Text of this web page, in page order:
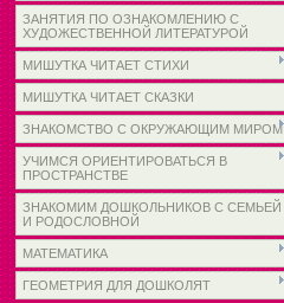
ЗАНЯТИЯ ПО ОЗНАКОМЛЕНИЮ С
ХУДОЖЕСТВЕННОЙ ЛИТЕРАТУРОЙ
МИШУТКА ЧИТАЕТ СТИХИ
МИШУТКА ЧИТАЕТ СКАЗКИ
ЗНАКОМСТВО С ОКРУЖАЮЩИМ МИРОМ
УЧИМСЯ ОРИЕНТИРОВАТЬСЯ В
ПРОСТРАНСТВЕ
ЗНАКОМИМ ДОШКОЛЬНИКОВ С СЕМЬЕЙ
И РОДОСЛОВНОЙ
МАТЕМАТИКА
ГЕОМЕТРИЯ ДЛЯ ДОШКОЛЯТ